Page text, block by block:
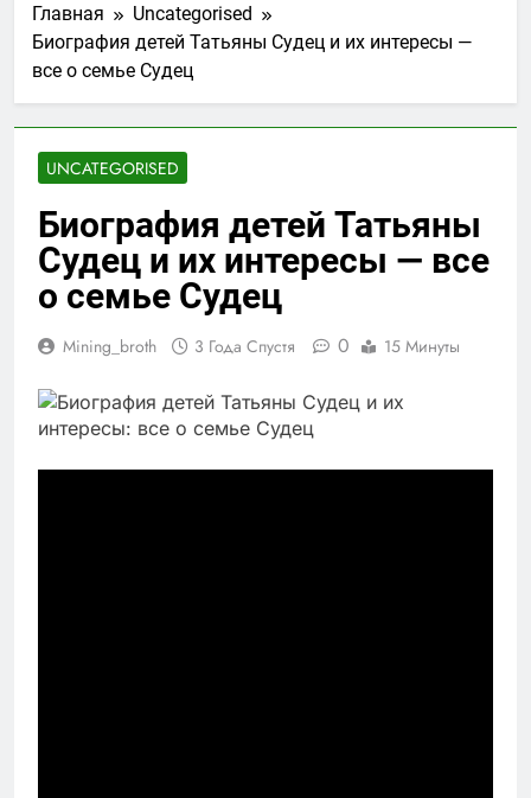
Главная
Uncategorised
Биография детей Татьяны Судец и их интересы —
все о семье Судец
UNCATEGORISED
Биография детей Татьяны
Судец и их интересы — все
о семье Судец
Mining_broth 3 Года Спустя 0 15 Минуты